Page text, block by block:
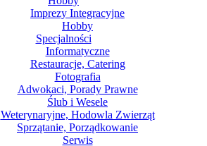
Imprezy Integracyjne
Hobby
Specjalności
Informatyczne
Restauracje, Catering
Fotografia
Adwokaci, Porady Prawne
Ślub i Wesele
Weterynaryjne, Hodowla Zwierząt
Sprzątanie, Porządkowanie
Serwis